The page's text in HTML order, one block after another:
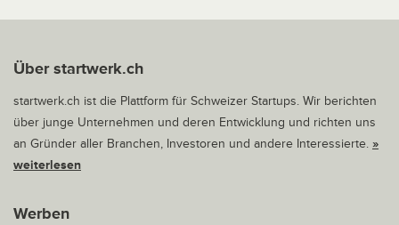
Über startwerk.ch
startwerk.ch ist die Plattform für Schweizer Startups. Wir berichten
über junge Unternehmen und deren Entwicklung und richten uns
an Gründer aller Branchen, Investoren und andere Interessierte. »
weiterlesen
Werben